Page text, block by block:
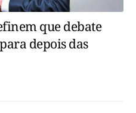
que debate
depois das